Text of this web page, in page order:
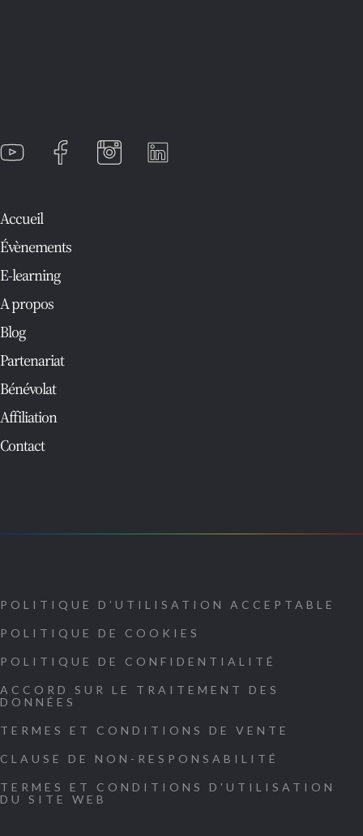
Accueil
Évènements
E-learning
A propos
Blog
Partenariat
Bénévolat
Affiliation
Contact
POLITIQUE D’UTILISATION ACCEPTABLE
POLITIQUE DE COOKIES
POLITIQUE DE CONFIDENTIALITÉ
ACCORD SUR LE TRAITEMENT DES
DONNÉES
TERMES ET CONDITIONS DE VENTE
CLAUSE DE NON-RESPONSABILITÉ
TERMES ET CONDITIONS D'UTILISATION
DU SITE WEB